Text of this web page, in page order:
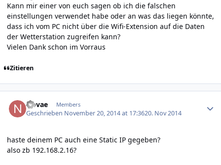
Kann mir einer von euch sagen ob ich die falschen
einstellungen verwendet habe oder an was das liegen könnte,
dass ich vom PC nicht über die Wifi-Extension auf die Daten
der Wetterstation zugreifen kann?
Vielen Dank schon im Vorraus
Zitieren
Novae Members
Geschrieben November 20, 2014 at 17:3620. Nov 2014
haste deinem PC auch eine Static IP gegeben?
also zb 192.168.2.16?